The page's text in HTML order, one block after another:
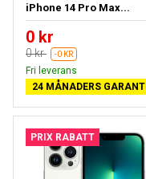
iPhone 14 Pro Max...
0 kr
0 kr -0 KR
Fri leverans
24 MÅNADERS GARANTI
PRIX RABATT